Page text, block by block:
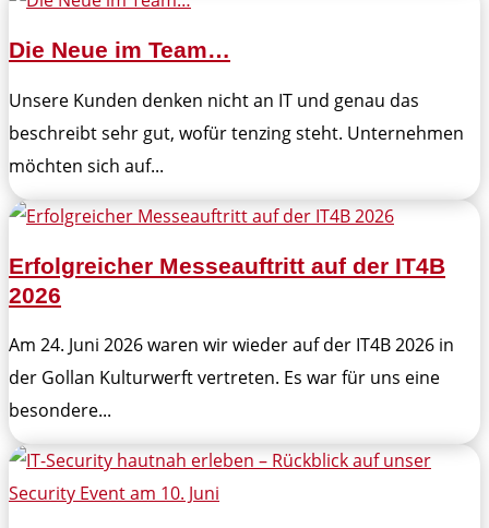
Die Neue im Team…
Unsere Kunden denken nicht an IT und genau das
beschreibt sehr gut, wofür tenzing steht. Unternehmen
möchten sich auf...
Erfolgreicher Messeauftritt auf der IT4B
2026
Am 24. Juni 2026 waren wir wieder auf der IT4B 2026 in
der Gollan Kulturwerft vertreten. Es war für uns eine
besondere...